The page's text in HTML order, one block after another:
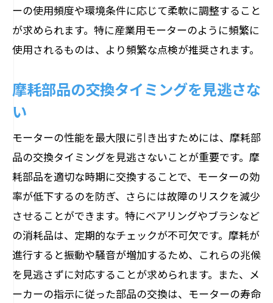
計画保全と予防保全の違い
運用コストを削減するための工夫
異常音の原因とその対策
メンテナンス履歴の重要性
用
長期間にわたる信頼性確保のためのモーター
ケア方法
耐久性を高める材料の選び方
防塵・防湿対策の実施
振動検知センサーの利用
定期的な診断ツールの使用法
異常時の迅速な対応手順
ーの使用頻度や環境条件に応じて柔軟に調整すること
が求められます。特に産業用モーターのように頻繁に
使用されるものは、より頻繁な点検が推奨されます。
摩耗部品の交換タイミングを見逃さな
い
モーターの性能を最大限に引き出すためには、摩耗部
品の交換タイミングを見逃さないことが重要です。摩
耗部品を適切な時期に交換することで、モーターの効
率が低下するのを防ぎ、さらには故障のリスクを減少
させることができます。特にベアリングやブラシなど
の消耗品は、定期的なチェックが不可欠です。摩耗が
進行すると振動や騒音が増加するため、これらの兆候
を見逃さずに対応することが求められます。また、メ
ーカーの指示に従った部品の交換は、モーターの寿命